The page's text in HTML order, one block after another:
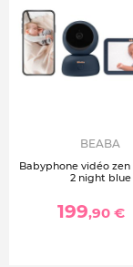
BEABA
Babyphone vidéo
2 night blue
199,90 €